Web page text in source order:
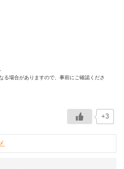
場合がありますので、事前にご確認くださ
+3